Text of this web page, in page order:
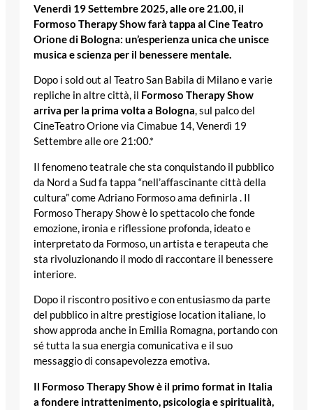
Venerdì 19 Settembre 2025, alle ore 21.00, il
Formoso Therapy Show farà tappa al Cine Teatro
Orione di Bologna: un’esperienza unica che unisce
musica e scienza per il benessere mentale.
Dopo i sold out al Teatro San Babila di Milano e varie
repliche in altre città, il Formoso Therapy Show
arriva per la prima volta a Bologna, sul palco del
CineTeatro Orione via Cimabue 14, Venerdì 19
Settembre alle ore 21:00.*
Il fenomeno teatrale che sta conquistando il pubblico
da Nord a Sud fa tappa “nell’affascinante città della
cultura” come Adriano Formoso ama definirla . Il
Formoso Therapy Show è lo spettacolo che fonde
emozione, ironia e riflessione profonda, ideato e
interpretato da Formoso, un artista e terapeuta che
sta rivoluzionando il modo di raccontare il benessere
interiore.
Dopo il riscontro positivo e con entusiasmo da parte
del pubblico in altre prestigiose location italiane, lo
show approda anche in Emilia Romagna, portando con
sé tutta la sua energia comunicativa e il suo
messaggio di consapevolezza emotiva.
Il Formoso Therapy Show è il primo format in Italia
a fondere intrattenimento, psicologia e spiritualità,